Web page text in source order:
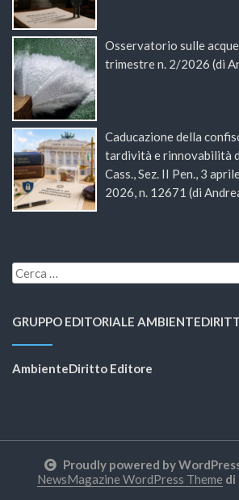
Osservatorio sulle
trimestre n. 2/2026 (di
Caducazione della
tardività e rinnovabilità
Cass., Sez. II Pen., 3
2026, n. 12671 (di
GRUPPO EDITORIALE
AmbienteDiritto Editore
Proudly powered by
NewsMagazine WordPress Theme di